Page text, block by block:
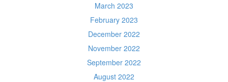
March 2023
February 2023
December 2022
November 2022
September 2022
August 2022